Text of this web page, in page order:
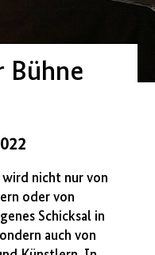
Bühne
nicht nur von
oder von
Schicksal in
auch von